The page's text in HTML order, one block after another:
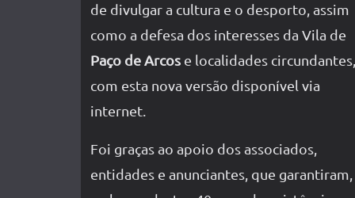
de divulgar a cultura e o desporto, assim
como a defesa dos interesses da Vila de
Paço de Arcos e localidades circundantes,
com esta nova versão disponível via
internet.
Foi graças ao apoio dos associados,
entidades e anunciantes, que garantiram,